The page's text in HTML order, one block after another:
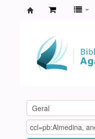
Agamenon
Magalhães